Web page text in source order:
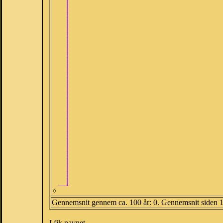
0
Gennemsnit gennem ca. 100 år: 0. Gennemsnit siden